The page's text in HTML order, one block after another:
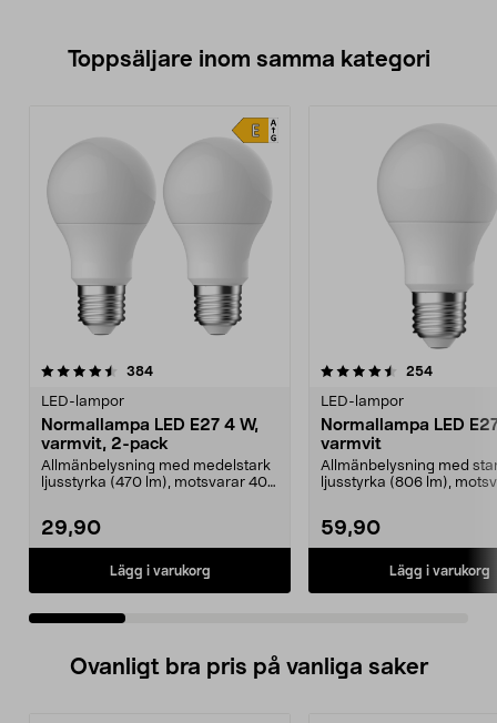
Toppsäljare inom samma kategori
384recensioner
LED-lampor
Normallampa LED E27 4 W,
varmvit, 2-pack
Allmänbelysning med medelstark
ljusstyrka (470 lm), motsvarar 40
29,90
Lägg i varukorg
4.5 av 5 stjärnor 254
LED-lampor
Normallampa LED
varmvit
Allmänbelysning med
ljusstyrka (806 lm),
59,90
Lägg i varukorg
4.5 av 5 stjärnor
Ovanligt bra pris på vanliga saker